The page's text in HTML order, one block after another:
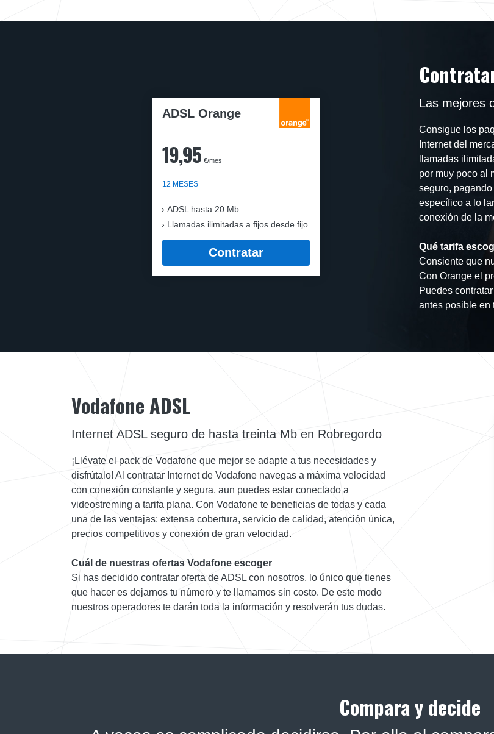
ADSL Orange
19,95 €/mes
12 MESES
ADSL hasta 20 Mb
Llamadas ilimitadas a fijos desde fijo
Contratar
Las mejores
Consigue los
Internet del
llamadas
por muy poco al
seguro,
específico a lo
conexión de la
Qué tarifa
Consiente que
Con Orange el
Puedes
antes posible en
Vodafone ADSL
Internet ADSL seguro de hasta treinta Mb en Robregordo
¡Llévate el pack de Vodafone que mejor se adapte a tus necesidades y
disfrútalo! Al contratar Internet de Vodafone navegas a máxima velocidad
con conexión constante y segura, aun puedes estar conectado a
videostreming a tarifa plana. Con Vodafone te beneficias de todas y cada
una de las ventajas: extensa cobertura, servicio de calidad, atención única,
precios competitivos y conexión de gran velocidad.
Cuál de nuestras ofertas Vodafone escoger
Si has decidido contratar oferta de ADSL con nosotros, lo único que tienes
que hacer es dejarnos tu número y te llamamos sin costo. De este modo
nuestros operadores te darán toda la información y resolverán tus dudas.
Compara y decide